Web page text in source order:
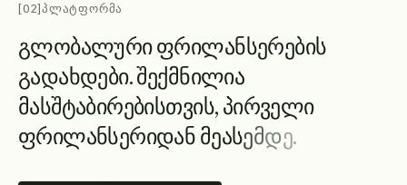
[02]ᲞᲚᲐᲢᲤᲝᲠᲛᲐ
გლობალურიფრილანსერების
გადახდები.შექმნილია
მასშტაბირებისთვის,პირველი
ფრილანსერიდანმეასემდე.